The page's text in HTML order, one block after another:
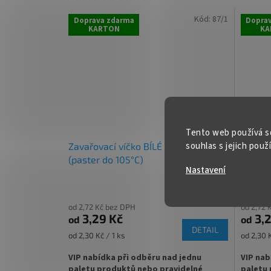
Tento web používá
souhlas s jejich
Nastavení
✅ Twist Off šroubový uzávěr uzavřete
✅Paletu za výhodnější cenu
✅
Doprava zdarma
KARTON
Zavařovací víčko BÍLÉ TO 82 RTS
(paster do 105°C)
od 2,72 Kč bez DPH
od 3,29 Kč
Měrná
od 2,30 Kč / 1 ks
DETAIL
VIP nabídka při odběru nad jednu
Kód: 87/1
od 2,72
od
Měrná
od 2,30
VIP